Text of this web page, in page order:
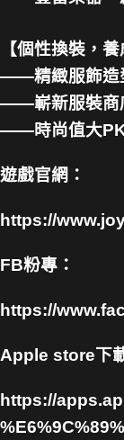
【個性換裝，
——精緻服飾造
——嶄新服裝商
——時尚值大PK
遊戲官網：
https://
FB粉專：
https://
Apple store下
https://